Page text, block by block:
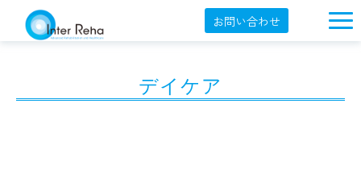
お問い合わせ
製品一覧
デイケア